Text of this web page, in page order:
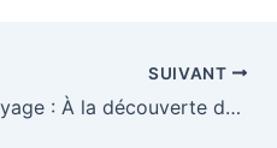
SUIVANT
Destination voyage : À la découverte du Japon, pays du soleil levant